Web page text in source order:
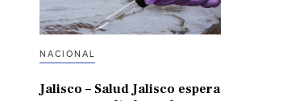
NACIONAL
Jalisco – Salud Jalisco espera